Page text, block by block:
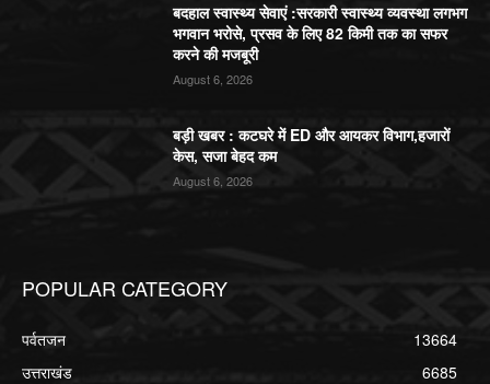
बदहाल स्वास्थ्य सेवाएं :सरकारी स्वास्थ्य व्यवस्था लगभग
भगवान भरोसे, प्रसव के लिए 82 किमी तक का सफर
करने की मजबूरी
August 6, 2026
बड़ी खबर : कटघरे में ED और आयकर विभाग,हजारों
केस, सजा बेहद कम
August 6, 2026
POPULAR CATEGORY
पर्वतजन
13664
उत्तराखंड
6685